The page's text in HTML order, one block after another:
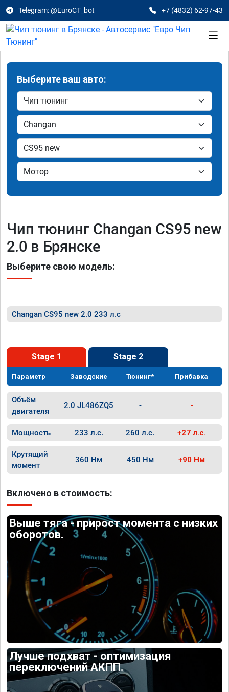
Telegram: @EuroCT_bot +7 (4832) 62-97-43
Выберите ваш авто:
Чип тюнинг Changan CS95 new
2.0 в Брянске
Выберите свою модель:
Changan CS95 new 2.0 233 л.с
Stage 1 Stage 2
Параметр Заводские Тюнинг* Прибавка
Объём
двигателя
2.0 JL486ZQ5 - -
Мощность 233 л.с. 260 л.с. +27 л.с.
Крутящий
момент
360 Нм 450 Нм +90 Нм
Включено в стоимость:
Выше тяга - прирост момента с низких
оборотов.
Лучше подхват - оптимизация
переключений АКПП.